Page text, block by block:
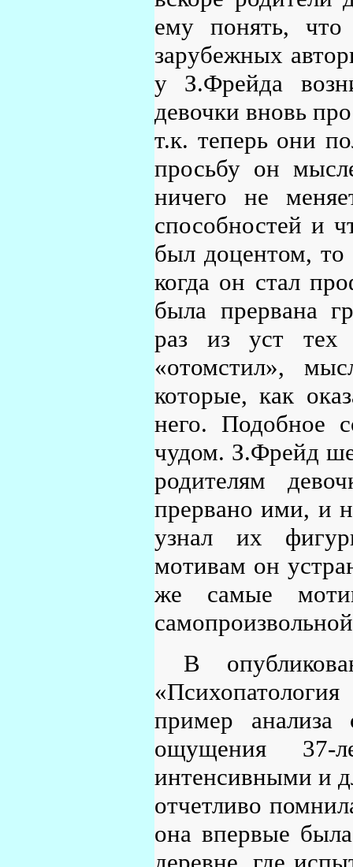
ему понять,
зарубежных
у З.Фрейда
девочки вновь
т.к. теперь они
просьбу он
ничего не
способностей и
был доцентом, то
когда он стал
была прервана
раз из уст тех
«отомстил»,
которые, как
него. Подобное
чудом. З.Фрейд
родителям
прервано ими, и
узнал их
мотивам он
же самые
В
пример анализа
ощущения 37-
интенсивными и
отчетливо
она впервые